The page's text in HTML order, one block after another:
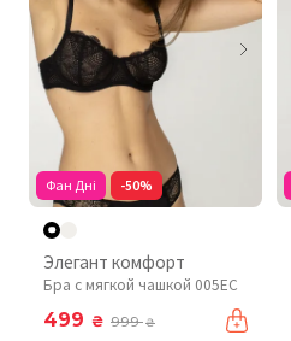
Фан Дні -50%
Элегант комфорт
Бра с мягкой чашкой 005EC
499 ₴ 999₴